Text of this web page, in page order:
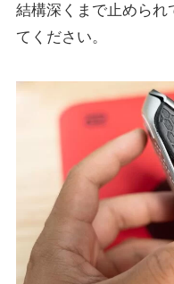
結構深くまで止められ
てください。